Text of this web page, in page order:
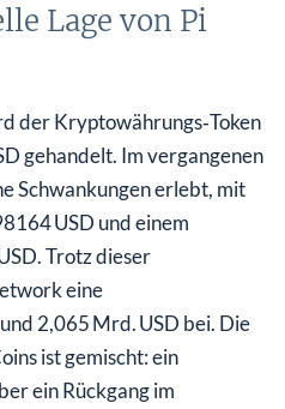
Lage von Pi
der Kryptowährungs‑Token
gehandelt. Im vergangenen
Schwankungen erlebt, mit
USD und einem
Trotz dieser
eine
2,065 Mrd. USD bei. Die
ist gemischt: ein
ein Rückgang im